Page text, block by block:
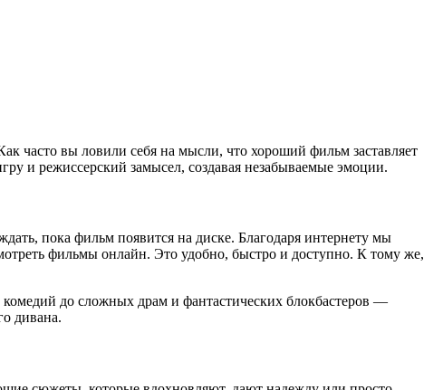
часто вы ловили себя на мысли, что хороший фильм заставляет
и режиссерский замысел, создавая незабываемые эмоции.
пока фильм появится на диске. Благодаря интернету мы
фильмы онлайн. Это удобно, быстро и доступно. К тому же,
до сложных драм и фантастических блокбастеров —
дивана.